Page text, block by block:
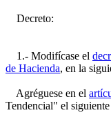
Decreto:
1.- Modifícase el
de Hacienda, en la
Agréguese en el
Tendencial" el